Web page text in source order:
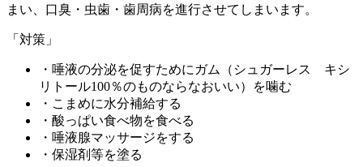
まい、口臭・虫歯・歯周病を進行させてしまいます。
「対策」
・唾液の分泌を促すためにガム（シュガーレス キシ
リトール100％のものならなおいい）を噛む
・こまめに水分補給する
・酸っぱい食べ物を食べる
・唾液腺マッサージをする
・保湿剤等を塗る